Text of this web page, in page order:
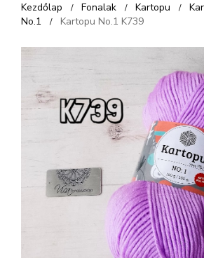
Kezdőlap / Fonalak / Kartopu /
No.1
/ Kartopu No.1 K739